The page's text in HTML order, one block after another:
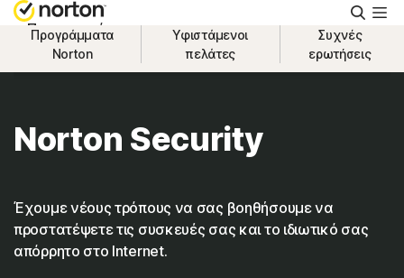
Προσωπικό
Υποστήριξη
Δωρεάν δοκιμή
Ελλάδα
Προγράμματα
Norton
Υφιστάμενοι
πελάτες
Συχνές
ερωτήσεις
Norton Security
Έχουμε νέους τρόπους να σας βοηθήσουμε να
προστατέψετε τις συσκευές σας και το ιδιωτικό σας
απόρρητο στο Internet.